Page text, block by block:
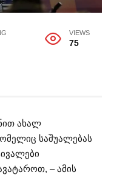
VIEWS
75
ახალ
საშუალებას
– ამის